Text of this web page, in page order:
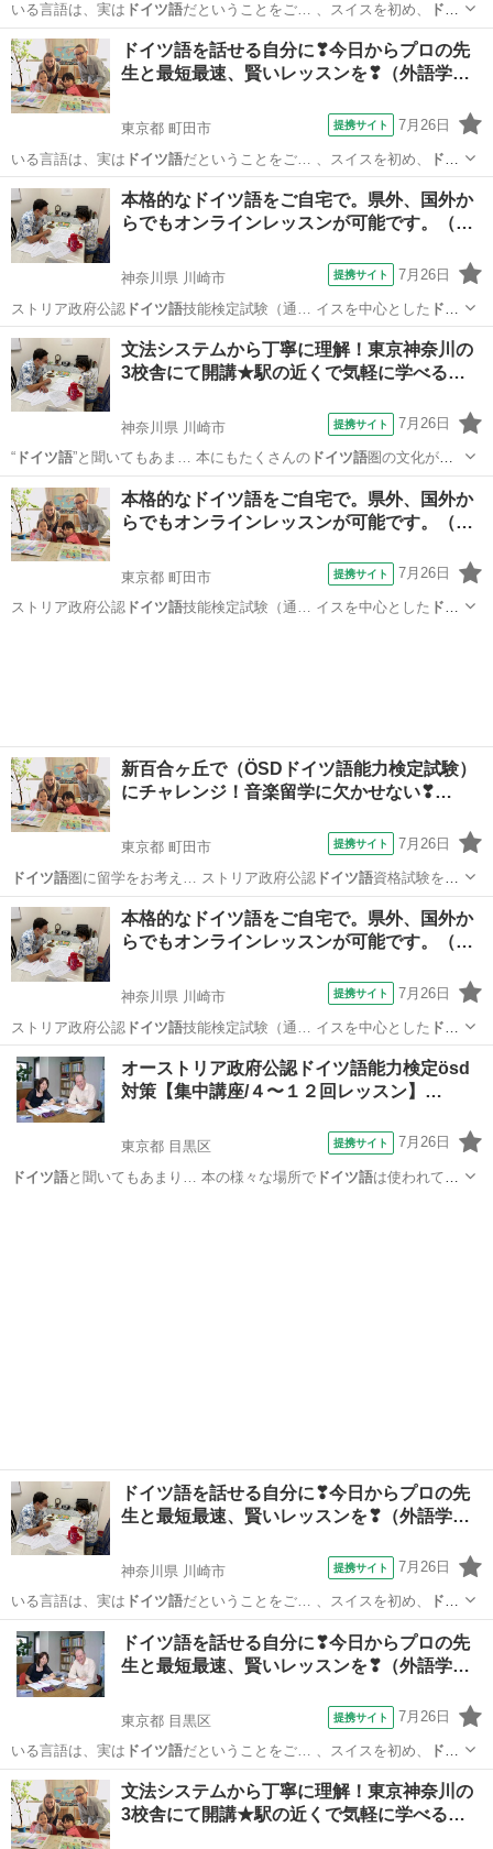
いる言語は、実は ドイツ語だということをご… 、スイスを初め、
ドイ
ツ語が話されている国… でも、実は様々なドイツ語が使われていま
す… 「アルバイト」は ドイツ語の”die Ar… や医療用語には、ドイツ語
に由来するものが…
東京 町田市 イタリア語
ドイツ語を話せる自分に❣今日からプロの先
生と最短最速、賢いレッスンを❣（外語学…
東京都 町田市 提携サイト 7月26日
いる言語は、実は ドイツ語だということをご… 、スイスを初め、
ドイ
ツ語が話されている国… でも、実は様々なドイツ語が使われていま
す… 「アルバイト」はドイツ語の”die Ar… や医療用語には、ドイツ語
に由来するものが…
東京 町田市 イタリア語
本格的なドイツ語をご自宅で。県外、国外か
らでもオンラインレッスンが可能です。（…
神奈川県 川崎市 提携サイト 7月26日
ストリア政府公認ドイツ語技能検定試験（通… イスを中心とした ドイ
ツ語圏での国際的なド… 明に使えます。ドイツ語圏への就職や転勤…
、 またその後の
ドイツ語での生活にもしっ… で終わらせない”ドイツ
語がご自宅からお手…
神奈川 川崎市 イタリア語
文法システムから丁寧に理解！東京神奈川の
3校舎にて開講★駅の近くで気軽に学べる…
神奈川県 川崎市 提携サイト 7月26日
“ドイツ語”と聞いてもあま… 本にもたくさんのドイツ語圏の文化が入
って… 身近な存在であるドイツ語をゼロからしっか… できます。初め
てドイツ語を勉強する方でも… 得していくので、ドイツ語圏への留学
や旅行…
神奈川 川崎市 イタリア語
本格的なドイツ語をご自宅で。県外、国外か
らでもオンラインレッスンが可能です。（…
東京都 町田市 提携サイト 7月26日
ストリア政府公認ドイツ語技能検定試験（通… イスを中心とした ドイ
新百合ヶ丘で（ÖSDドイツ語能力検定試験）
にチャレンジ！音楽留学に欠かせない❣…
東京都 町田市 提携サイト 7月26日
ドイツ語圏に留学をお考え… ストリア政府公認ドイツ語資格試験を実
施し… 又お仕事や趣味でドイツ語圏の方との交流が…
東京 町田市 イタリア語
本格的なドイツ語をご自宅で。県外、国外か
らでもオンラインレッスンが可能です。（…
神奈川県 川崎市 提携サイト 7月26日
ストリア政府公認ドイツ語技能検定試験（通… イスを中心とした ドイ
ツ語圏での国際的なド… 明に使えます。ドイツ語圏への就職や転勤…
、 またその後の
ドイツ語での生活にもしっ… で終わらせない”ドイツ
語がご自宅からお手…
神奈川 川崎市 イタリア語
オーストリア政府公認ドイツ語能力検定ösd
対策【集中講座/４〜１２回レッスン】…
東京都 目黒区 提携サイト 7月26日
ドイツ語と聞いてもあまり… 本の様々な場所でドイツ語は使われてい
ドイツ語を話せる自分に❣今日からプロの先
生と最短最速、賢いレッスンを❣（外語学…
神奈川県 川崎市 提携サイト 7月26日
いる言語は、実は ドイツ語だということをご… 、スイスを初め、
ドイ
ツ語が話されている国… でも、実は様々なドイツ語が使われていま
す… 「アルバイト」はドイツ語の”die Ar… や医療用語には、ドイツ語
に由来するものが…
神奈川 川崎市 イタリア語
ドイツ語を話せる自分に❣今日からプロの先
生と最短最速、賢いレッスンを❣（外語学…
東京都 目黒区 提携サイト 7月26日
いる言語は、実は ドイツ語だということをご… 、スイスを初め、
ドイ
ツ語が話されている国… でも、実は様々なドイツ語が使われていま
す… 「アルバイト」はドイツ語の”die Ar… や医療用語には、ドイツ語
に由来するものが…
東京 目黒区 イタリア語
文法システムから丁寧に理解！東京神奈川の
3校舎にて開講★駅の近くで気軽に学べる…